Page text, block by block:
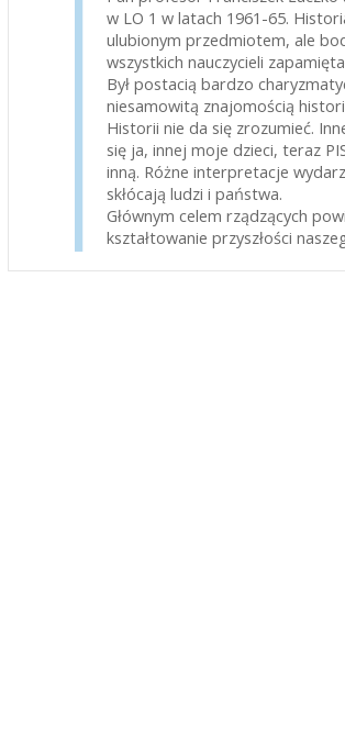
w LO 1 w latach 1961-65.
ulubionym przedmiotem, ale
wszystkich nauczycieli
Był postacią bardzo
niesamowitą znajomością
Historii nie da się zrozumieć.
się ja, innej moje dzieci, teraz
inną. Różne interpretacje
skłócają ludzi i państwa.
Głównym celem rządzących
kształtowanie przyszłości